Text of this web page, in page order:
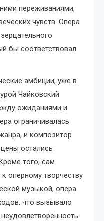
переживаниями,
чувств. Опера
бы соответствовал
амбиции, уже в
Чайковский
ожиданиями и
ограничивалась
и композитор
остались
того, сам
оперному творчеству
музыкой, опера
что вызывало